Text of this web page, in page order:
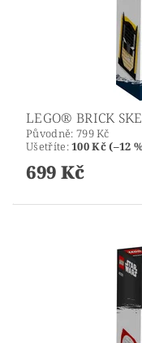
LEGO® BRICK
Původně: 799 Kč
Ušetříte:100 Kč (–12
699 Kč